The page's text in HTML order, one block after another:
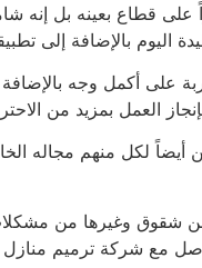
قطاع بعينه بل إنه
بالإضافة إلى
أكمل وجه بالإضافة
العمل بمزيد من
لكل منهم مجاله
شقوق وغيرها من
مع شركة ترميم